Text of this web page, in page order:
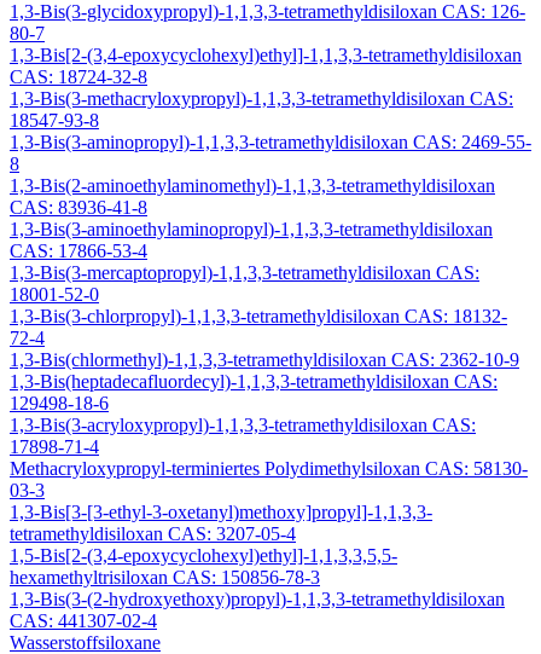
1,3-Bis(3-glycidoxypropyl)-1,1,3,3-tetramethyldisiloxan CAS: 126-
80-7
1,3-Bis[2-(3,4-epoxycyclohexyl)ethyl]-1,1,3,3-tetramethyldisiloxan
CAS: 18724-32-8
1,3-Bis(3-methacryloxypropyl)-1,1,3,3-tetramethyldisiloxan CAS:
18547-93-8
1,3-Bis(3-aminopropyl)-1,1,3,3-tetramethyldisiloxan CAS: 2469-55-
8
1,3-Bis(2-aminoethylaminomethyl)-1,1,3,3-tetramethyldisiloxan
CAS: 83936-41-8
1,3-Bis(3-aminoethylaminopropyl)-1,1,3,3-tetramethyldisiloxan
CAS: 17866-53-4
1,3-Bis(3-mercaptopropyl)-1,1,3,3-tetramethyldisiloxan CAS:
18001-52-0
1,3-Bis(3-chlorpropyl)-1,1,3,3-tetramethyldisiloxan CAS: 18132-
72-4
1,3-Bis(chlormethyl)-1,1,3,3-tetramethyldisiloxan CAS: 2362-10-9
1,3-Bis(heptadecafluordecyl)-1,1,3,3-tetramethyldisiloxan CAS:
129498-18-6
1,3-Bis(3-acryloxypropyl)-1,1,3,3-tetramethyldisiloxan CAS:
17898-71-4
Methacryloxypropyl-terminiertes Polydimethylsiloxan CAS: 58130-
03-3
1,3-Bis[3-[3-ethyl-3-oxetanyl)methoxy]propyl]-1,1,3,3-
tetramethyldisiloxan CAS: 3207-05-4
1,5-Bis[2-(3,4-epoxycyclohexyl)ethyl]-1,1,3,3,5,5-
hexamethyltrisiloxan CAS: 150856-78-3
1,3-Bis(3-(2-hydroxyethoxy)propyl)-1,1,3,3-tetramethyldisiloxan
CAS: 441307-02-4
Wasserstoffsiloxane